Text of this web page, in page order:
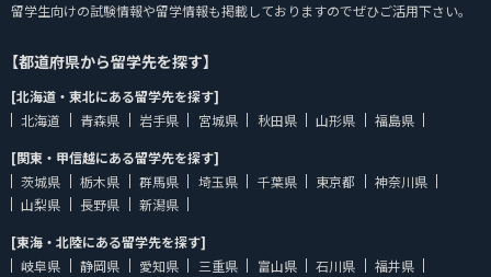
留学生向けの試験情報や留学情報も掲載しておりますのでぜひご活用下さい。
【都道府県から留学先を探す】
[北海道・東北にある留学先を探す]
北海道
青森県 岩手県 宮城県 秋田県 山形県
福島県
[関東・甲信越にある留学先を探す]
茨城県
栃木県 群馬県 埼玉県 千葉県 東京都
神奈川県
山梨県
長野県
新潟県
[東海・北陸にある留学先を探す]
岐阜県
静岡県 愛知県 三重県 富山県 石川県
福井県